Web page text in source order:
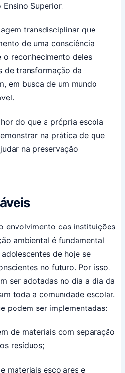
Superior.
transdisciplinar que
de uma consciência
o reconhecimento deles
de transformação da
em busca de um mundo
do que a própria escola
na prática de que
na preservação
envolvimento das instituições
ambiental é fundamental
de hoje se
no futuro. Por isso,
ser adotadas no dia a dia da
toda a comunidade escolar.
podem ser implementadas:
de materiais com separação
resíduos;
materiais escolares e